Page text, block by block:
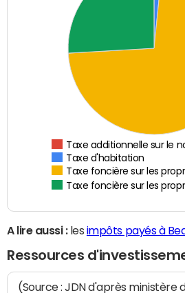
Taxe additionnelle sur le
Taxe d'habitation
Taxe foncière sur les
Taxe foncière sur les
A lire aussi :les impôts payés à
Ressources
(Source : JDN d'après ministère